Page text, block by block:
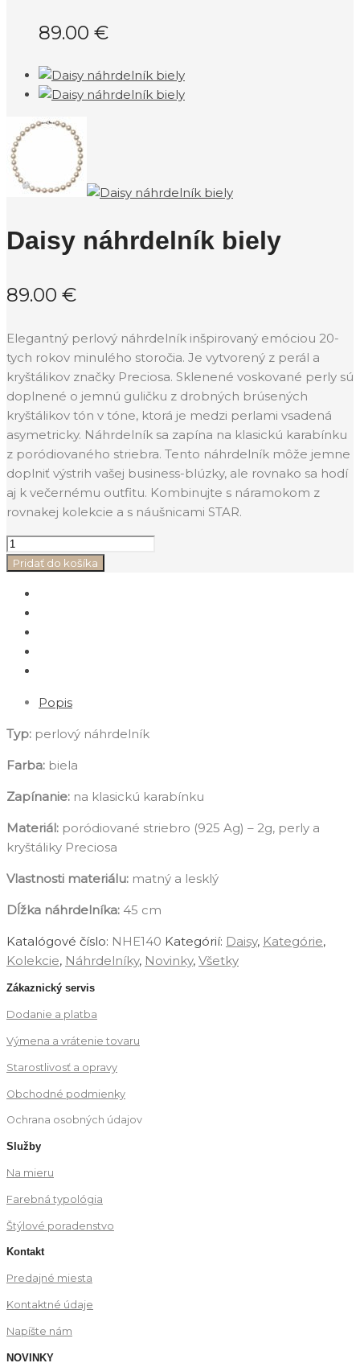
89.00 €
Daisy náhrdelník biely
89.00 €
Elegantný perlový náhrdelník inšpirovaný emóciou 20-
tych rokov minulého storočia. Je vytvorený z perál a
kryštálikov značky Preciosa. Sklenené voskované perly sú
doplnené o jemnú guličku z drobných brúsených
kryštálikov tón v tóne, ktorá je medzi perlami vsadená
asymetricky. Náhrdelník sa zapína na klasickú karabínku
z poródiovaného striebra. Tento náhrdelník môže jemne
doplniť výstrih vašej business-blúzky, ale rovnako sa hodí
aj k večernému outfitu. Kombinujte s náramokom z
rovnakej kolekcie a s náušnicami STAR.
Pridať do košíka
Popis
Typ: perlový náhrdelník
Farba: biela
Zapínanie: na klasickú karabínku
Materiál: poródiované striebro (925 Ag) – 2g, perly a
kryštáliky Preciosa
Vlastnosti materiálu: matný a lesklý
Dĺžka náhrdelníka: 45 cm
Katalógové číslo: NHE140 Kategórií: Daisy, Kategórie,
Kolekcie, Náhrdelníky, Novinky, ‎Všetky
Zákaznický servis
Dodanie a platba
Výmena a vrátenie tovaru
Starostlivosť a opravy
Obchodné podmienky
Ochrana osobných údajov
Služby
Na mieru
Farebná typológia
Štýlové poradenstvo
Kontakt
Predajné miesta
Kontaktné údaje
Napíšte nám
NOVINKY